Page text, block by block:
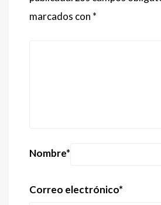
marcados con *
Nombre*
Correo electrónico*